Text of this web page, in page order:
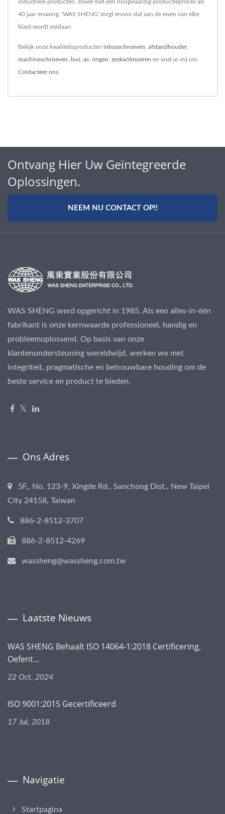
industriële producten, zowel met een hoogwaardig productieproces als
40 jaar ervaring. 'WAS SHENG' zorgt ervoor dat aan de eisen van elke
klant wordt voldaan.
Bekijk onze kwaliteitsproducten inbusschroeven afstandhouder,
machineschroeven bus as ringen zeskantmoeren en voel je vrij om
Contacteer ons
Ontvang Hier Uw Geïntegreerde
Oplossingen.
NEEM NU CONTACT OP!!
WAS SHENG werd opgericht in 1985. Als een alles-in-één
fabrikant is onze kernwaarde professioneel, handig en
probleemoplossend. Op basis van onze
klantenondersteuning wereldwijd, werken we met
integriteit, pragmatische en betrouwbare houding om de
beste service en product te bieden.
Ons Adres
5F., No. 123-9, Xingde Rd., Sanchong Dist., New Taipei
City 24158, Taiwan
886-2-8512-3707
886-2-8512-4269
wassheng@wassheng.com.tw
Laatste Nieuws
WAS SHENG Behaalt ISO 14064-1:2018 Certificering,
Oefent...
22 Oct, 2024
ISO 9001:2015 Gecertificeerd
17 Jul, 2018
Navigatie
Startpagina